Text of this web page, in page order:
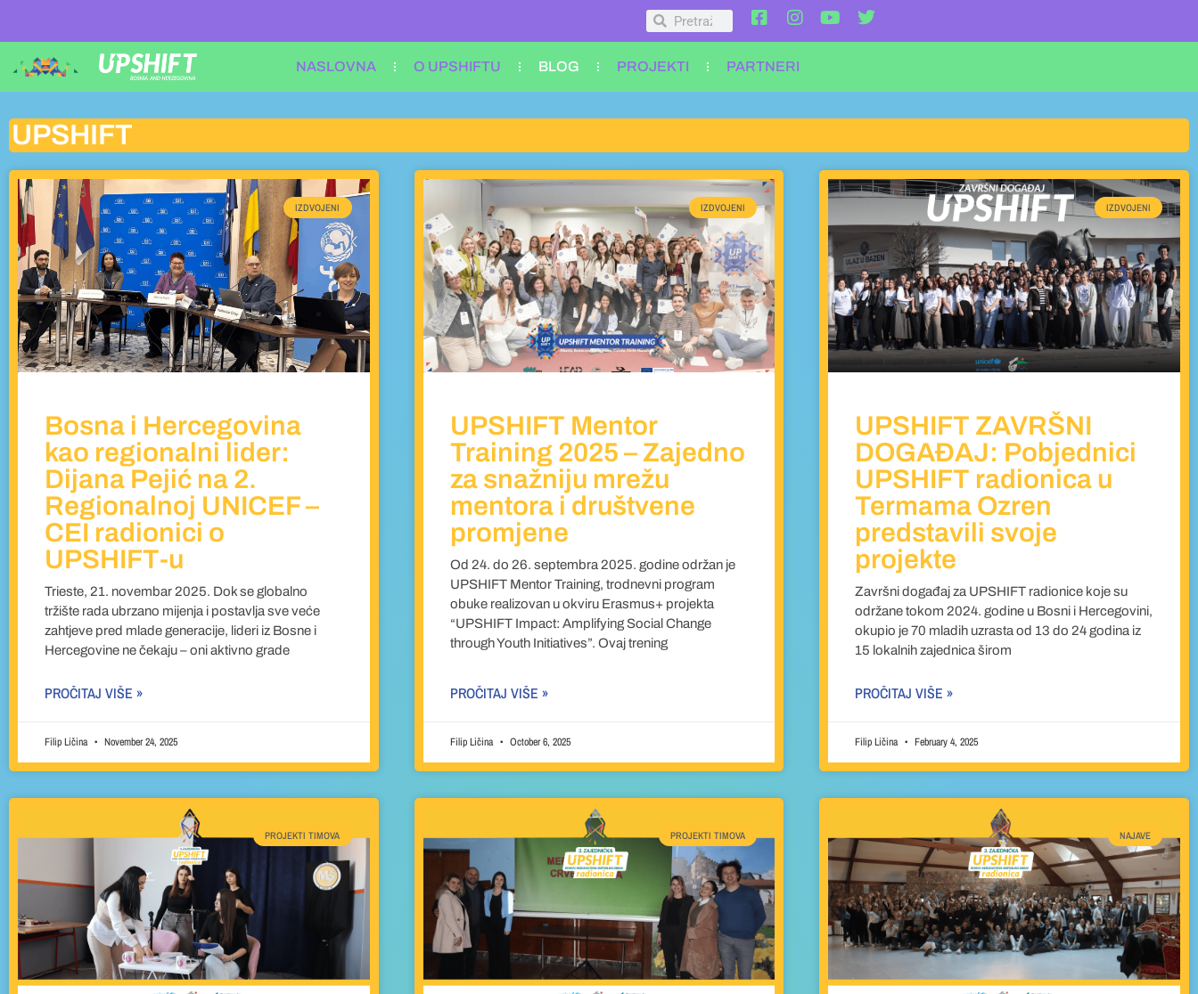
NASLOVNA O UPSHIFTU BLOG PROJEKTI PARTNERI
UPSHIFT
IZDVOJENI
Bosna i Hercegovina
kao regionalni lider:
Dijana Pejić na 2.
Regionalnoj UNICEF –
CEI radionici o
UPSHIFT-u
Trieste, 21. novembar 2025. Dok se globalno
tržište rada ubrzano mijenja i postavlja sve veće
zahtjeve pred mlade generacije, lideri iz Bosne i
Hercegovine ne čekaju – oni aktivno grade
PROČITAJ VIŠE »
Filip Ličina November 24, 2025
IZDVOJENI
UPSHIFT Mentor
Training 2025 – Zajedno
za snažniju mrežu
mentora i društvene
promjene
Od 24. do 26. septembra 2025. godine održan je
UPSHIFT Mentor Training, trodnevni program
obuke realizovan u okviru Erasmus+ projekta
“UPSHIFT Impact: Amplifying Social Change
through Youth Initiatives”. Ovaj trening
PROČITAJ VIŠE »
Filip Ličina October 6, 2025
IZDVOJENI
UPSHIFT ZAVRŠNI
DOGAĐAJ: Pobjednici
UPSHIFT radionica u
Termama Ozren
predstavili svoje
projekte
Završni događaj za UPSHIFT radionice koje su
održane tokom 2024. godine u Bosni i Hercegovini,
okupio je 70 mladih uzrasta od 13 do 24 godina iz
15 lokalnih zajednica širom
PROČITAJ VIŠE »
Filip Ličina February 4, 2025
PROJEKTI TIMOVA PROJEKTI TIMOVA NAJAVE